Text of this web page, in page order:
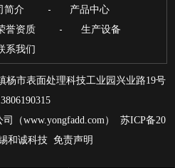
简介
产品中心
誉资质
生产设备
系我们
杨市表面处理科技工业园兴业路19号
（www.yongfadd.com）苏ICP备20
和诚科技 免责声明